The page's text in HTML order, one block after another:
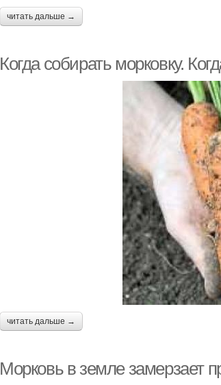
читать дальше →
Когда собирать морковку.
читать дальше →
Морковь в земле замерзает